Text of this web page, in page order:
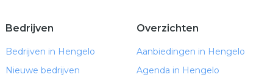
Bedrijven
Bedrijven in Hengelo
Nieuwe bedrijven
Overzichten
Aanbiedingen in Hengelo
Agenda in Hengelo